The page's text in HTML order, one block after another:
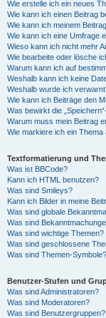
Wie erstelle ich ein neues
Wie kann ich einen Beitrag
Wie kann ich meinem
Wie kann ich eine Umfrage
Wieso kann ich nicht mehr
Wie bearbeite oder lösche
Warum kann ich auf
Weshalb kann ich keine
Weshalb wurde ich
Wie kann ich Beiträge den
Was bewirkt die
Warum muss mein Beitrag
Wie markiere ich ein Thema
Textformatierung und
Was ist BBCode?
Kann ich HTML benutzen?
Was sind Smileys?
Kann ich Bilder in meine
Was sind globale
Was sind
Was sind wichtige Themen?
Was sind geschlossene
Was sind Themen-Symbole?
Benutzer-Stufen und
Was sind Administratoren?
Was sind Moderatoren?
Was sind Benutzergruppen?